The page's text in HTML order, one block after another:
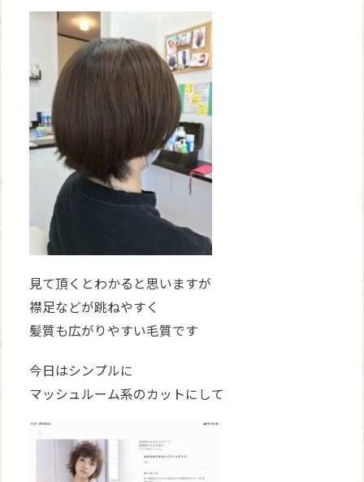
見て頂くとわかると思いますが
襟足などが跳ねやすく
髪質も広がりやすい毛質です
今日はシンプルに
マッシュルーム系のカットにして